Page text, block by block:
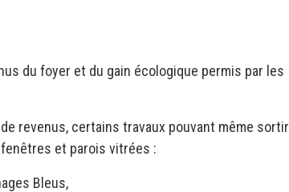
du foyer et du gain écologique permis par les
revenus, certains travaux pouvant même sortir
fenêtres et parois vitrées :
Bleus,